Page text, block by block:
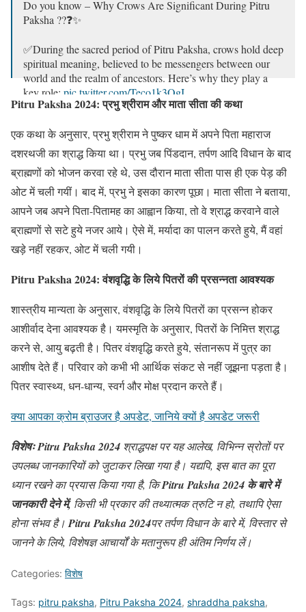
Do you know – Why Crows Are Significant During Pitru
Paksha ??❓✨
✅During the sacred period of Pitru Paksha, crows hold deep
spiritual meaning, believed to be messengers between our
world and the realm of ancestors. Here’s why they play a
key role: pic.twitter.com/Teco1k3QgI
Pitru Paksha 2024: प्रभु श्रीराम और माता सीता की कथा
एक कथा के अनुसार, प्रभु श्रीराम ने पुष्कर धाम में अपने पिता महाराज
दशरथजी का श्राद्ध किया था। प्रभु जब पिंडदान, तर्पण आदि विधान के बाद
ब्राह्मणों को भोजन करवा रहे थे, उस दौरान माता सीता पास ही एक पेड़ की
ओट में चली गयीं। बाद में, प्रभु ने इसका कारण पूछा। माता सीता ने बताया,
आपने जब अपने पिता-पितामह का आह्वान किया, तो वे श्राद्ध करवाने वाले
ब्राह्मणों से सटे हुये नजर आये। ऐसे में, मर्यादा का पालन करते हुये, मैं वहां
खड़े नहीं रहकर, ओट में चली गयी।
Pitru Paksha 2024: वंशवृद्धि के लिये पितरों की प्रसन्नता आवश्यक
शास्त्रीय मान्यता के अनुसार, वंशवृद्धि के लिये पितरों का प्रसन्न होकर
आशीर्वाद देना आवश्यक है। यमस्मृति के अनुसार, पितरों के निमित्त श्राद्ध
करने से, आयु बढ़ती है। पितर वंशवृद्धि करते हुये, संतानरूप में पुत्र का
आशीष देते हैं। परिवार को कभी भी आर्थिक संकट से नहीं जूझना पड़ता है।
पितर स्वास्थ्य, धन-धान्य, स्वर्ग और मोक्ष प्रदान करते हैं।
क्या आपका क्रोम ब्राउजर है अपडेट, जानिये क्यों है अपडेट जरूरी
विशेषःPitru Paksha 2024 श्राद्धपक्ष पर यह आलेख, विभिन्न स्रोतों पर
उपलब्ध जानकारियों को जुटाकर लिखा गया है। यद्यपि, इस बात का पूरा
ध्यान रखने का प्रयास किया गया है, किPitru Paksha 2024 के बारे में
जानकारी देने में, किसी भी प्रकार की तथ्यात्मक त्रुटि न हो, तथापि ऐसा
होना संभव है। Pitru Paksha 2024पर तर्पण विधान के बारे में, विस्तार से
जानने के लिये, विशेषज्ञ आचार्यों के मतानुरूप ही अंतिम निर्णय लें।
Categories: विशेष
Tags: pitru paksha, Pitru Paksha 2024, shraddha paksha,